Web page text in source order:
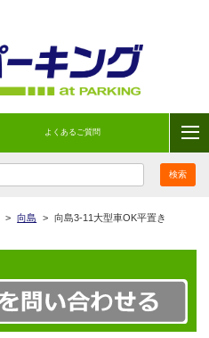
よくあるご質問
> 向島 > 向島3-11大型車OK平置き